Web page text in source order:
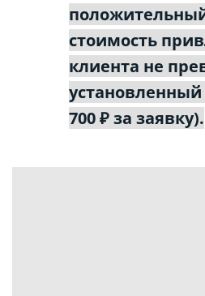
стоимость
клиента не
установленный
700 ₽ за заявку).